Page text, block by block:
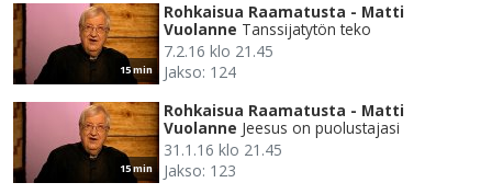
15 min
Rohkaisua Raamatusta - Matti
Vuolanne Tanssijatytön teko
7.2.16 klo 21.45
Jakso: 124
15 min
Rohkaisua Raamatusta - Matti
Vuolanne Jeesus on puolustajasi
31.1.16 klo 21.45
Jakso: 123